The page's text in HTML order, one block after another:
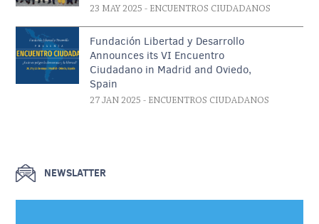
23 MAY 2025 - ENCUENTROS CIUDADANOS
Fundación Libertad y Desarrollo
Announces its VI Encuentro
Ciudadano in Madrid and Oviedo,
Spain
27 JAN 2025 - ENCUENTROS CIUDADANOS
NEWSLATTER